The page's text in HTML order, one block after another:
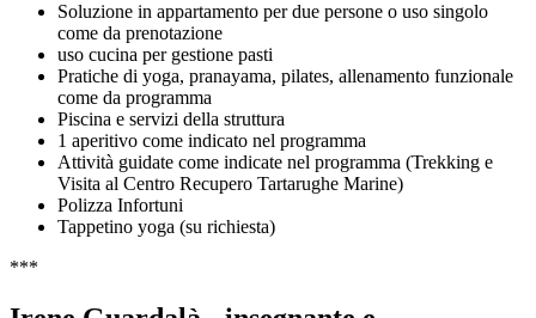
Soluzione in appartamento per due persone o uso singolo
come da prenotazione
uso cucina per gestione pasti
Pratiche di yoga, pranayama, pilates, allenamento funzionale
come da programma
Piscina e servizi della struttura
1 aperitivo come indicato nel programma
Attività guidate come indicate nel programma (Trekking e
Visita al Centro Recupero Tartarughe Marine)
Polizza Infortuni
Tappetino yoga (su richiesta)
***